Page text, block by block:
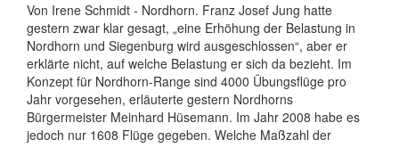
Von Irene Schmidt - Nordhorn. Franz Josef Jung hatte
gestern zwar klar gesagt, „eine Erhöhung der Belastung in
Nordhorn und Siegenburg wird ausgeschlossen“, aber er
erklärte nicht, auf welche Belastung er sich da bezieht. Im
Konzept für Nordhorn-Range sind 4000 Übungsflüge pro
Jahr vorgesehen, erläuterte gestern Nordhorns
Bürgermeister Meinhard Hüsemann. Im Jahr 2008 habe es
jedoch nur 1608 Flüge gegeben. Welche Maßzahl der